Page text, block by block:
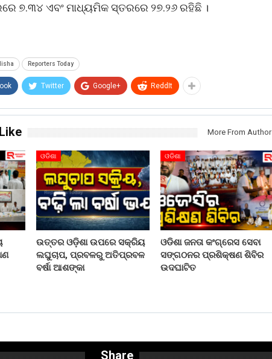
୭.୩୪ ଏବଂ ମାଧ୍ୟମିକ ସ୍ତରରେ ୨୭.୨୬ ରହିଛି ।
Reporters Today
Twitter Google+ ReddIt
More From Author
ଓଡିଶା
ଉତ୍ତର ଓଡ଼ିଶା ଉପରେ ସକ୍ରିୟ
ଲଘୁଚାପ, ପ୍ରବଳରୁ ଅତିପ୍ରବଳ
ବର୍ଷା ଆଶଙ୍କା
ଓଡିଶା
ଓଡିଶା ଜନତା କଂଗ୍ରେସ ସେବା
ସଙ୍ଗଠନର ପ୍ରଶିକ୍ଷଣ ଶିବିର
ଉଦଘାଟିତ
Share